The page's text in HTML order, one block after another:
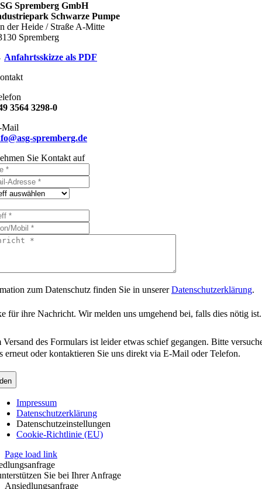
Spremberg GmbH
Schwarze Pumpe
der Heide / Straße A-Mitte
Spremberg
Anfahrtsskizze als PDF
3564 3298-0
Mail
spremberg.de
Sie Kontakt auf
zum Datenschutz finden Sie in unsererDatenschutzerklärung.
für ihre Nachricht. Wir melden uns umgehend bei, falls dies nötig ist.
Versand des Formulars ist leider etwas schief gegangen. Bitte
erneut oder kontaktieren Sie uns direkt via E-Mail oder Telefon.
Impressum
Datenschutzerklärung
Datenschutzeinstellungen
Cookie-Richtlinie (EU)
Page load link
Sie bei Ihrer Anfrage
Ansiedlungsanfrage